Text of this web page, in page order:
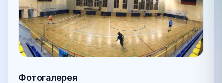
Фотогалерея